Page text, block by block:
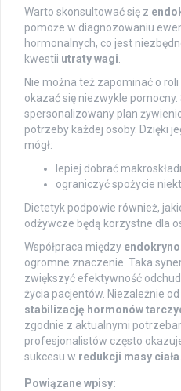
Warto skonsultować się z
pomoże w diagnozowaniu
hormonalnych, co jest
kwestii utraty wagi
Nie można też zapominać o roli
okazać się niezwykle
spersonalizowany plan
potrzeby każdej osoby. Dzięki
mógł:
lepiej dobrać
ograniczyć spożycie
Dietetyk podpowie również,
odżywcze będą korzystne dla
Współpraca między
ogromne znaczenie. Taka
zwiększyć efektywność
życia pacjentów. Niezależnie
stabilizację hormonów
zgodnie z aktualnymi
profesjonalistów często
sukcesu w redukcji masy ciała
Powiązane wpisy: